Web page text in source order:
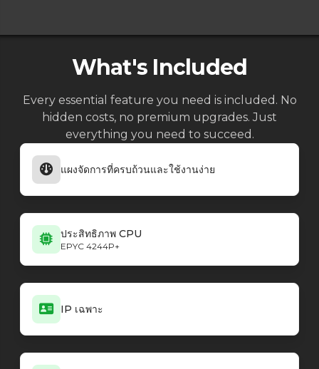
Farming Simulator 251.16.0.0 b37675
Farming Simulator 251.14.1.0 b36635
Farming Simulator 251.14.0.0 HF.1.1.b36545
Farming Simulator 251.13.0.0
Farming Simulator 25
Farming Simulator 251.10.0.0 PnP.1.1.0
What's Included
Every essential feature you need is included. No
hidden costs, no premium upgrades. Just
everything you need to succeed.
แผงจัดการที่ครบถ้วนและใช้งานง่าย
ประสิทธิภาพ CPU
EPYC 4244P+
IP เฉพาะ